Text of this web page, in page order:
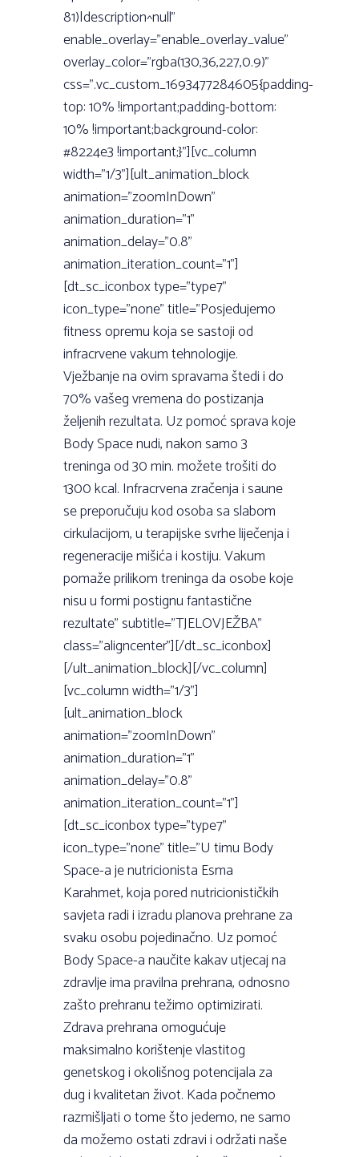
81)|description^null”
enable_overlay=”enable_overlay_value”
overlay_color=”rgba(130,36,227,0.9)”
css=”.vc_custom_1693477284605{padding-
top: 10% !important;padding-bottom:
10% !important;background-color:
#8224e3 !important;}”][vc_column
width=”1/3”][ult_animation_block
animation=”zoomInDown”
animation_duration=”1”
animation_delay=”0.8”
animation_iteration_count=”1”]
[dt_sc_iconbox type=”type7”
icon_type=”none” title=”Posjedujemo
fitness opremu koja se sastoji od
infracrvene vakum tehnologije.
Vježbanje na ovim spravama štedi i do
70% vašeg vremena do postizanja
željenih rezultata. Uz pomoć sprava koje
Body Space nudi, nakon samo 3
treninga od 30 min. možete trošiti do
1300 kcal. Infracrvena zračenja i saune
se preporučuju kod osoba sa slabom
cirkulacijom, u terapijske svrhe liječenja i
regeneracije mišića i kostiju. Vakum
pomaže prilikom treninga da osobe koje
nisu u formi postignu fantastične
rezultate” subtitle=”TJELOVJEŽBA”
class=”aligncenter”][/dt_sc_iconbox]
[/ult_animation_block][/vc_column]
[vc_column width=”1/3”]
[ult_animation_block
animation=”zoomInDown”
animation_duration=”1”
animation_delay=”0.8”
animation_iteration_count=”1”]
[dt_sc_iconbox type=”type7”
icon_type=”none” title=”U timu Body
Space-a je nutricionista Esma
Karahmet, koja pored nutricionističkih
savjeta radi i izradu planova prehrane za
svaku osobu pojedinačno. Uz pomoć
Body Space-a naučite kakav utjecaj na
zdravlje ima pravilna prehrana, odnosno
zašto prehranu težimo optimizirati.
Zdrava prehrana omogućuje
maksimalno korištenje vlastitog
genetskog i okolišnog potencijala za
dug i kvalitetan život. Kada počnemo
razmišljati o tome što jedemo, ne samo
da možemo ostati zdravi i održati naše